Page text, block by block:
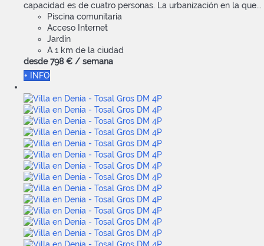
capacidad es de cuatro personas. La urbanización en la que...
Piscina comunitaria
Acceso Internet
Jardín
A 1 km de la ciudad
desde 798 € / semana
+ INFO